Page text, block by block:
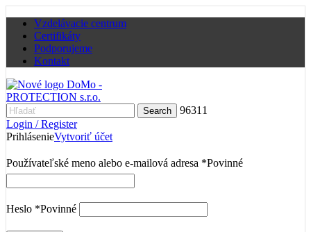
Vzdelávacie centrum
Certifikáty
Podporujeme
Kontakt
Search
96311
Login / Register
PrihlásenieVytvoriť účet
Používateľské meno alebo e-mailová adresa *Povinné
Heslo *Povinné